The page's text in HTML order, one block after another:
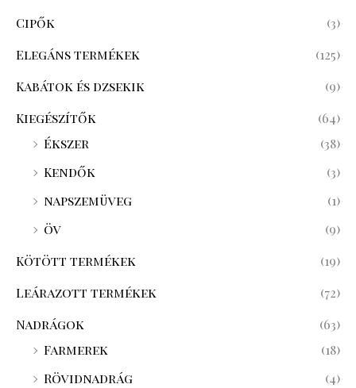
Cipők
(3)
Elegáns termékek
(125)
Kabátok és dzsekik
(9)
Kiegészítők
(64)
Ékszer
(38)
Kendők
(3)
napszemüveg
(1)
öv
(9)
Kötött termékek
(19)
Leárazott termékek
(72)
Nadrágok
(63)
Farmerek
(18)
Rövidnadrág
(4)